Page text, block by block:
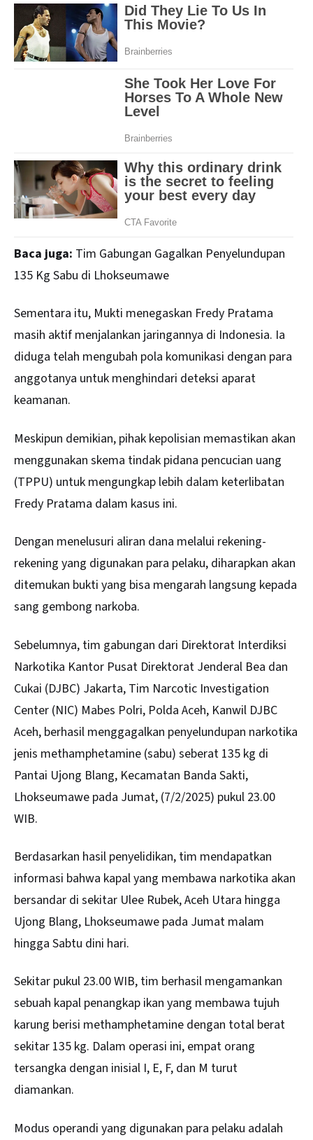
Baca juga: Tim Gabungan Gagalkan Penyelundupan
135 Kg Sabu di Lhokseumawe
Sementara itu, Mukti menegaskan Fredy Pratama
masih aktif menjalankan jaringannya di Indonesia. Ia
diduga telah mengubah pola komunikasi dengan para
anggotanya untuk menghindari deteksi aparat
keamanan.
Meskipun demikian, pihak kepolisian memastikan akan
menggunakan skema tindak pidana pencucian uang
(TPPU) untuk mengungkap lebih dalam keterlibatan
Fredy Pratama dalam kasus ini.
Dengan menelusuri aliran dana melalui rekening-
rekening yang digunakan para pelaku, diharapkan akan
ditemukan bukti yang bisa mengarah langsung kepada
sang gembong narkoba.
Sebelumnya, tim gabungan dari Direktorat Interdiksi
Narkotika Kantor Pusat Direktorat Jenderal Bea dan
Cukai (DJBC) Jakarta, Tim Narcotic Investigation
Center (NIC) Mabes Polri, Polda Aceh, Kanwil DJBC
Aceh, berhasil menggagalkan penyelundupan narkotika
jenis methamphetamine (sabu) seberat 135 kg di
Pantai Ujong Blang, Kecamatan Banda Sakti,
Lhokseumawe pada Jumat, (7/2/2025) pukul 23.00
WIB.
Berdasarkan hasil penyelidikan, tim mendapatkan
informasi bahwa kapal yang membawa narkotika akan
bersandar di sekitar Ulee Rubek, Aceh Utara hingga
Ujong Blang, Lhokseumawe pada Jumat malam
hingga Sabtu dini hari.
Sekitar pukul 23.00 WIB, tim berhasil mengamankan
sebuah kapal penangkap ikan yang membawa tujuh
karung berisi methamphetamine dengan total berat
sekitar 135 kg. Dalam operasi ini, empat orang
tersangka dengan inisial I, E, F, dan M turut
diamankan.
Modus operandi yang digunakan para pelaku adalah